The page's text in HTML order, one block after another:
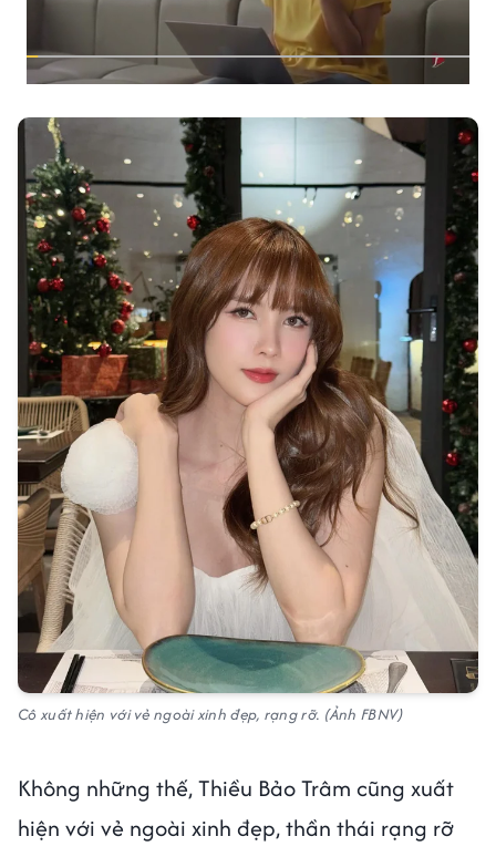
Cô xuất hiện với vẻ ngoài xinh đẹp, rạng rỡ. (Ảnh FBNV)
Không những thế, Thiều Bảo Trâm cũng xuất
hiện với vẻ ngoài xinh đẹp, thần thái rạng rỡ